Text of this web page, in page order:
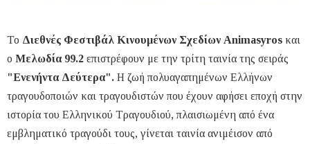
Το Διεθνές Φεστιβάλ Κινουμένων Σχεδίων Animasyros και
ο Μελωδία 99.2 επιστρέφουν με την τρίτη ταινία της σειράς
"Ενενήντα Δεύτερα". Η ζωή πολυαγαπημένων Ελλήνων
τραγουδοποιών και τραγουδιστών που έχουν αφήσει εποχή στην
ιστορία του Ελληνικού Τραγουδιού, πλαισιωμένη από ένα
εμβληματικό τραγούδι τους, γίνεται ταινία ανιμέισον από